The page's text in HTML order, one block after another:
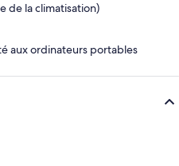
de la climatisation)
aux ordinateurs portables